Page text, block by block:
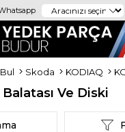
Skoda KODIAQ
Ve Diski